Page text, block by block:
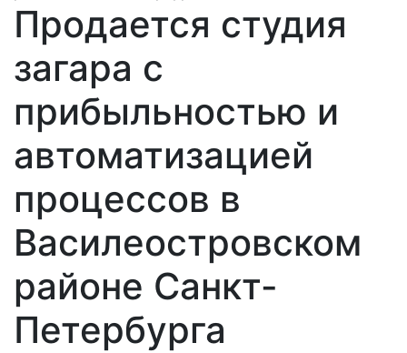
Продается студия
загара с
прибыльностью и
автоматизацией
процессов в
Василеостровском
районе Санкт-
Петербурга